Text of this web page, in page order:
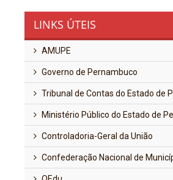
LINKS ÚTEIS
AMUPE
Governo de Pernambuco
Tribunal de Contas do Estado de
Ministério Público do Estado de
Controladoria-Geral da União
Confederação Nacional de